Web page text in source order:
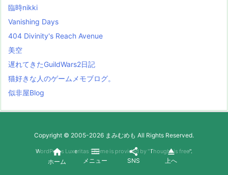
臨時nikki
Vanishing Days
404 Divinity's Reach Avenue
美空
遅れてきたGuildWars2日記
猫好きな人のゲームメモブログ。
似非屋Blog
Copyright © 2005-2026 まみむめも All Rights Reserved.
WordPress Luxeritas Theme is provided by "Thought is free".

ホーム

メニュー

SNS

上へ